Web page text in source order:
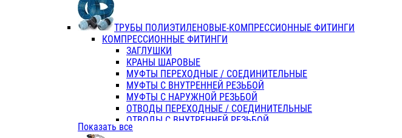
Отвертки
Хоз. инвентарь
ЭЛ. ИНСТРУМЕНТ OASIS
ТРУБЫ ПОЛИЭТИЛЕНОВЫЕ-КОМПРЕССИОННЫЕ ФИТИНГИ
КОМПРЕССИОННЫЕ ФИТИНГИ
ЗАГЛУШКИ
КРАНЫ ШАРОВЫЕ
МУФТЫ ПЕРЕХОДНЫЕ / СОЕДИНИТЕЛЬНЫЕ
МУФТЫ С ВНУТРЕННЕЙ РЕЗЬБОЙ
МУФТЫ С НАРУЖНОЙ РЕЗЬБОЙ
ОТВОДЫ ПЕРЕХОДНЫЕ / СОЕДИНИТЕЛЬНЫЕ
ОТВОДЫ С ВНУТРЕННЕЙ РЕЗЬБОЙ
ОТВОДЫ С НАРУЖНОЙ РЕЗЬБОЙ
Показать все